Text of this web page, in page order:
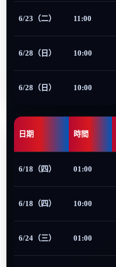
6/23（二） 11:00
6/28（日） 10:00
6/28（日） 10:00
日期 時間
6/18（四） 01:00
6/18（四） 10:00
6/24（三） 01:00